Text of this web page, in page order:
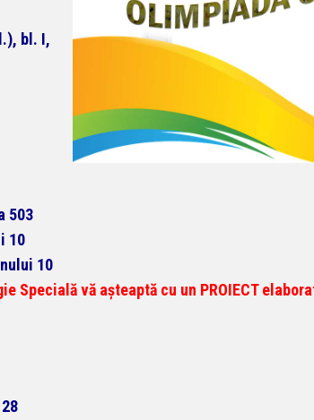
bl. I,
503
10
10
Specială vă așteaptă cu un PROIECT